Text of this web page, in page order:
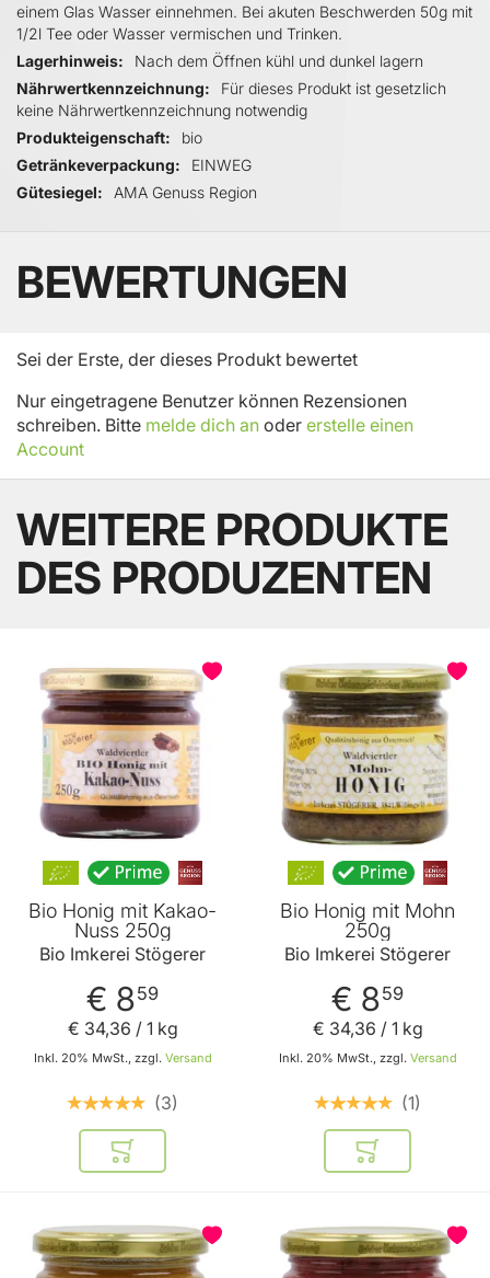
einem Glas Wasser einnehmen. Bei akuten Beschwerden 50g mit
1/2l Tee oder Wasser vermischen und Trinken.
Lagerhinweis
Nach dem Öffnen kühl und dunkel lagern
Nährwertkennzeichnung
Für dieses Produkt ist gesetzlich
keine Nährwertkennzeichnung notwendig
Produkteigenschaft
bio
Getränkeverpackung
EINWEG
Gütesiegel
AMA Genuss Region
BEWERTUNGEN
Sei der Erste, der dieses Produkt bewertet
Nur eingetragene Benutzer können Rezensionen
schreiben. Bitte melde dich an oder erstelle einen
Account
WEITERE PRODUKTE
DES PRODUZENTEN
Bio Honig mit Kakao-
Nuss 250g
Bio Imkerei Stögerer
€ 859
Inkl. 20% MwSt., zzgl. Versand
€ 34,36 / 1 kg
3
In den Warenkorb
Bio Honig mit Mohn
250g
Bio Imkerei Stögerer
€ 859
Inkl. 20% MwSt., zzgl. Versand
€ 34,36 / 1 kg
1
In den